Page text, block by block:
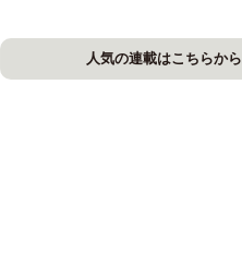
人気の連載はこちらから